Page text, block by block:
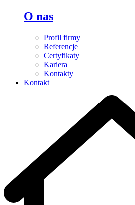
O nas
Profil firmy
Referencje
Certyfikaty
Kariera
Kontakty
Kontakt